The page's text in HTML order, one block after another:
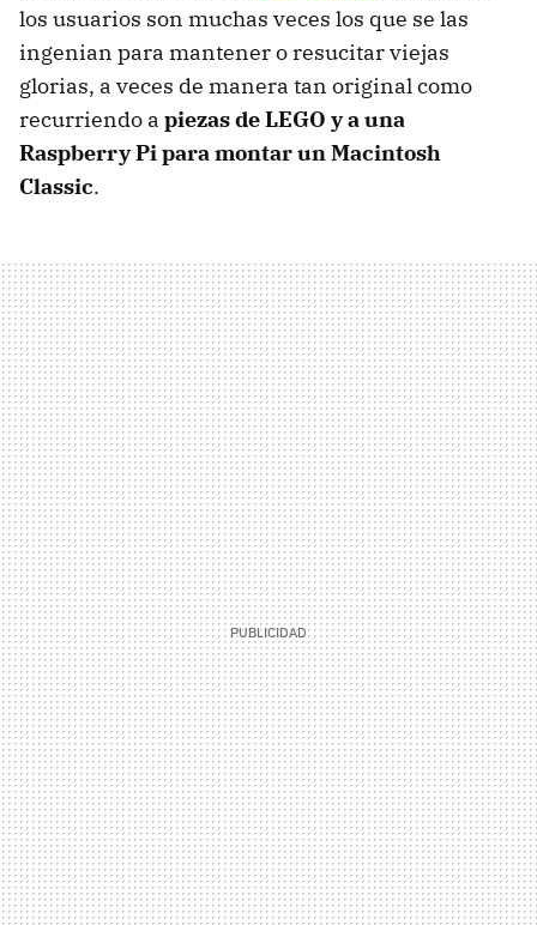
los usuarios son muchas veces los que se las
ingenian para mantener o resucitar viejas
glorias, a veces de manera tan original como
recurriendo a piezas de LEGO y a una
Raspberry Pi para montar un Macintosh
Classic.